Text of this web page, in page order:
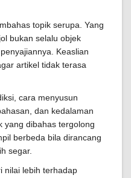
topik serupa. Yang
bukan selalu objek
Keaslian
artikel tidak terasa
cara menyusun
dan kedalaman
yang dibahas tergolong
berbeda bila dirancang
segar.
nilai lebih terhadap